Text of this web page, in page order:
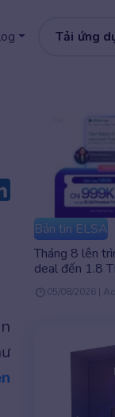
Tải ứng
Bản tin ELSA
Tháng 8 lên
deal đến 1.8
05/08/2026 |